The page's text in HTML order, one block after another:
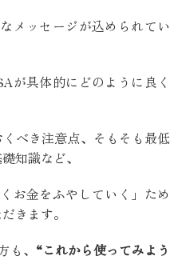
メッセージが込められてい
が具体的にどのように良く
べき注意点、そもそも最低
知識など、
お金をふやしていく」ため
きます。
、 “これから使ってみよう